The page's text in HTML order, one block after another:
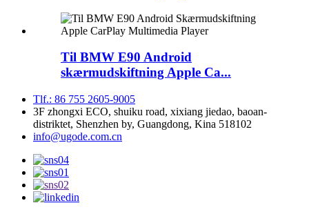
Til BMW E90 Android
skærmudskiftning Apple Ca...
Tlf.: 86 755 2605-9005
3F zhongxi ECO, shuiku road, xixiang jiedao, baoan-
distriktet, Shenzhen by, Guangdong, Kina 518102
info@ugode.com.cn